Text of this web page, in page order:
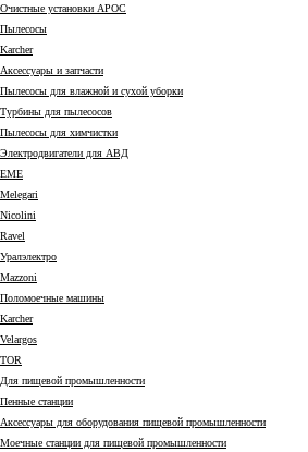
Очистные установки АРОС
Пылесосы
Karcher
Аксессуары и запчасти
Пылесосы для влажной и сухой уборки
Турбины для пылесосов
Пылесосы для химчистки
Электродвигатели для АВД
EME
Melegari
Nicolini
Ravel
Уралэлектро
Mazzoni
Поломоечные машины
Karcher
Velargos
TOR
Для пищевой промышленности
Пенные станции
Аксессуары для оборудования пищевой промышленности
Моечные станции для пищевой промышленности